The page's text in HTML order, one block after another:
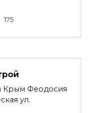
175
Крым Феодосия
ул.